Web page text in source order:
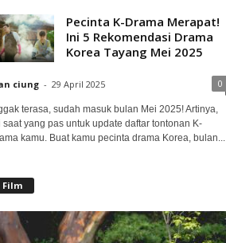
Pecinta K-Drama Merapat!
Ini 5 Rekomendasi Drama
Korea Tayang Mei 2025
ciung - 29 April 2025 0
terasa, sudah masuk bulan Mei 2025! Artinya,
saat yang pas untuk update daftar tontonan K-
kamu. Buat kamu pecinta drama Korea, bulan...
Film